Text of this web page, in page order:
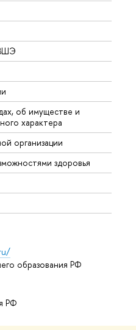
об имуществе и
характера
организации
здоровья
образования РФ
РФ